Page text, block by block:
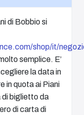
di Bobbio si
shop/it/
semplice. E’
la data in
in quota ai Piani
di biglietto da
di carta di